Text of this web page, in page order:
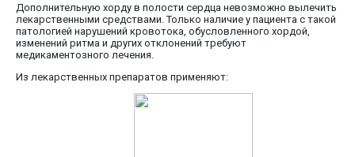
Дополнительную хорду в полости сердца невозможно вылечить
лекарственными средствами. Только наличие у пациента с такой
патологией нарушений кровотока, обусловленного хордой,
изменений ритма и других отклонений требуют
медикаментозного лечения.
Из лекарственных препаратов применяют: